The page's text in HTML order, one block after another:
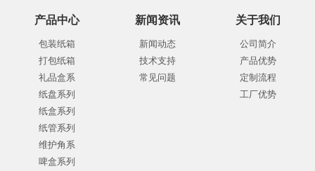
产品中心
包装纸箱
打包纸箱
礼品盒系
纸盘系列
纸盒系列
纸管系列
维护角系
啤盒系列
新闻资讯
新闻动态
技术支持
常见问题
关于我们
公司简介
产品优势
定制流程
工厂优势